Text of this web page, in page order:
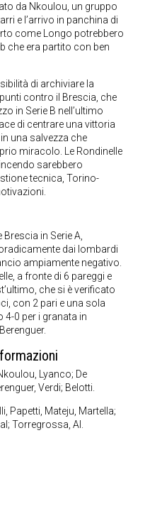
da Nkoulou, un gruppo
e l’arrivo in panchina di
come Longo potrebbero
che era partito con ben
di archiviare la
contro il Brescia, che
in Serie B nell’ultimo
di centrare una vittoria
una salvezza che
miracolo. Le Rondinelle
sarebbero
tecnica, Torino-
in Serie A,
dai lombardi
ampiamente negativo.
a fronte di 6 pareggi e
che si è verificato
con 2 pari e una sola
4-0 per i granata in
Lyanco; De
Verdi; Belotti.
Papetti, Mateju, Martella;
Torregrossa, Al.